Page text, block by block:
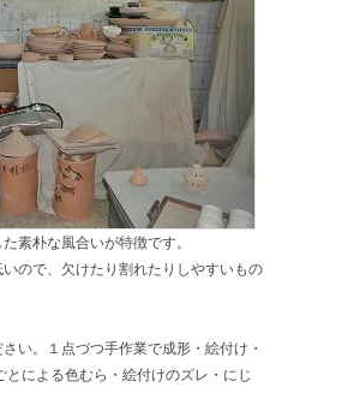
素朴な風合いが特徴です。
ので、欠けたり割れたりしやすいもの
い。１点づつ手作業で成形・絵付け・
による色むら・絵付けのズレ・にじ